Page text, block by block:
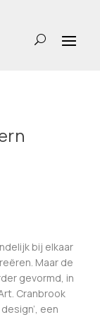
bij elkaar
Maar de
gevormd, in
Cranbrook
een